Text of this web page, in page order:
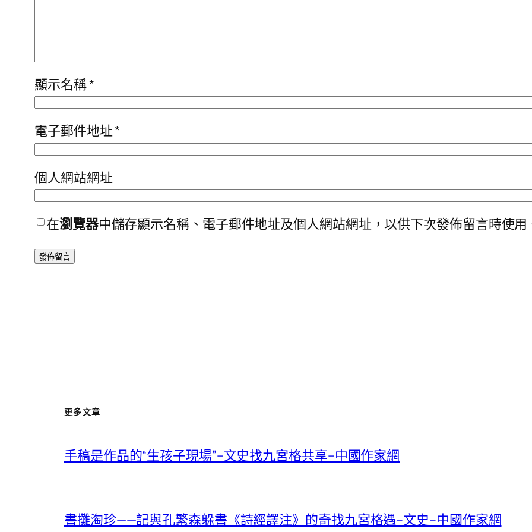
顯示名稱*
電子郵件地址*
個人網站網址
在瀏覽器中儲存顯示名稱、電子郵件地址及個人網站網址，以供下次發佈留言時使用
更多文章
手稿是作品的“生孩子現場”–文史找九宮格共享–中國作家網
書攤淘珍——記與孔繁森躲書《詩經譯注》的奇找九宮格遇–文史–中國作家網